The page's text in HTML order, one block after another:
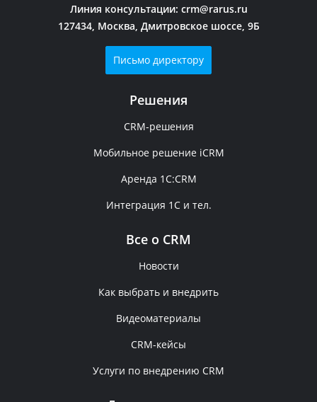
Линия консультации: crm@rarus.ru
127434, Москва, Дмитровское шоссе, 9Б
Письмо директору
Решения
CRM-решения
Мобильное решение iCRM
Аренда 1C:CRM
Интеграция 1С и тел.
Все о CRM
Новости
Как выбрать и внедрить
Видеоматериалы
CRM-кейсы
Услуги по внедрению CRM